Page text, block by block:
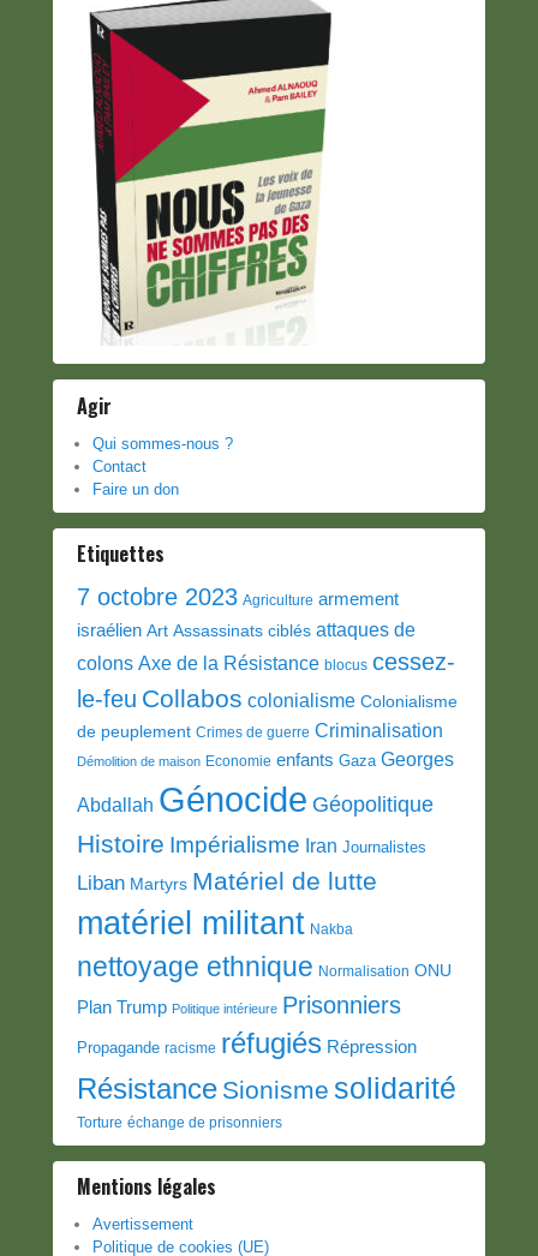
Agir
Qui sommes-nous ?
Contact
Faire un don
Etiquettes
7 octobre 2023 Agriculture armement
israélien Art Assassinats ciblés attaques de
colons Axe de la Résistance blocus cessez-
le-feu Collabos colonialisme Colonialisme
de peuplement Crimes de guerre Criminalisation
Démolition de maison Economie enfants Gaza Georges
Abdallah Génocide Géopolitique
Histoire Impérialisme Iran Journalistes
Liban Martyrs Matériel de lutte
matériel militant Nakba
nettoyage ethnique Normalisation ONU
Plan Trump Politique intérieure Prisonniers
Propagande racisme réfugiés Répression
Résistance Sionisme solidarité
Torture échange de prisonniers
Mentions légales
Avertissement
Politique de cookies (UE)